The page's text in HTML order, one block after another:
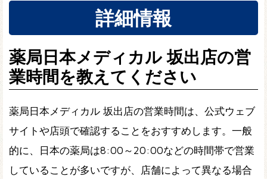
詳細情報
薬局日本メディカル 坂出店の営
業時間を教えてください
薬局日本メディカル 坂出店の営業時間は、公式ウェブ
サイトや店頭で確認することをおすすめします。一般
的に、日本の薬局は8:00～20:00などの時間帯で営業
していることが多いですが、店舗によって異なる場合